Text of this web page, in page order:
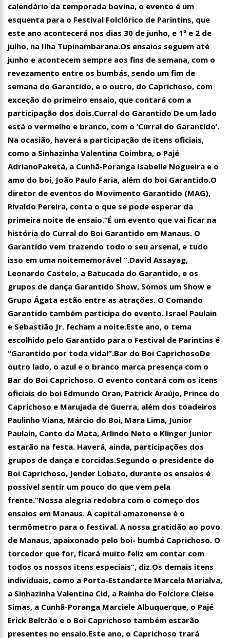
Vem ai o Bloco das Abandonadas do Nucleo 13 na
calendário da temporada bovina, o evento é um
esquenta para o Festival Folclórico de Parintins, que
este ano acontecerá nos dias 30 de junho, e 1º e 2 de
julho, na Ilha Tupinambarana.Os ensaios seguem até
junho e acontecem sempre aos fins de semana, com o
revezamento entre os bumbás, sendo um fim de
semana do Garantido, e o outro, do Caprichoso, com
exceção do primeiro ensaio, que contará com a
participação dos dois.Curral do Garantido De um lado
está o vermelho e branco, com o ‘Curral do Garantido’.
Na ocasião, haverá a participação de itens oficiais,
como a Sinhazinha Valentina Coimbra, o Pajé
AdrianoPaketá, a Cunhã-Poranga Isabelle Nogueira e o
amo do boi, João Paulo Faria, além do boi Garantido.O
diretor de eventos do Movimento Garantido (MAG),
Rivaldo Pereira, conta o que se pode esperar da
primeira noite de ensaio.“É um evento que vai ficar na
história do Curral do Boi Garantido em Manaus. O
Garantido vem trazendo todo o seu arsenal, e tudo
isso em uma noitememorável ”.David Assayag,
Leonardo Castelo, a Batucada do Garantido, e os
grupos de dança Garantido Show, Somos um Show e
Grupo Ágata estão entre as atrações. O Comando
Garantido também participa do evento. Israel Paulain
e Sebastião Jr. fecham a noite.Este ano, o tema
escolhido pelo Garantido para o Festival de Parintins é
“Garantido por toda vida!”.Bar do Boi CaprichosoDe
outro lado, o azul e o branco marca presença com o
Bar do Boi Caprichoso. O evento contará com os itens
oficiais do boi Edmundo Oran, Patrick Araújo, Prince do
Caprichoso e Marujada de Guerra, além dos toadeiros
Paulinho Viana, Márcio do Boi, Mara Lima, Junior
Paulain, Canto da Mata, Arlindo Neto e Klinger Junior
estarão na festa. Haverá, ainda, participações dos
grupos de dança e torcidas.Segundo o presidente do
Boi Caprichoso, Jender Lobato, durante os ensaios é
possível sentir um pouco do que vem pela
frente.“Nossa alegria redobra com o começo dos
ensaios em Manaus. A capital amazonense é o
termômetro para o festival. A nossa gratidão ao povo
de Manaus, apaixonado pelo boi- bumbá Caprichoso. O
torcedor que for, ficará muito feliz em contar com
todos os nossos itens especiais”, diz.Os demais itens
individuais, como a Porta-Estandarte Marcela Marialva,
a Sinhazinha Valentina Cid, a Rainha do Folclore Cleise
Simas, a Cunhã-Poranga Marciele Albuquerque, o Pajé
Erick Beltrão e o Boi Caprichoso também estarão
presentes no ensaio.Este ano, o Caprichoso trará